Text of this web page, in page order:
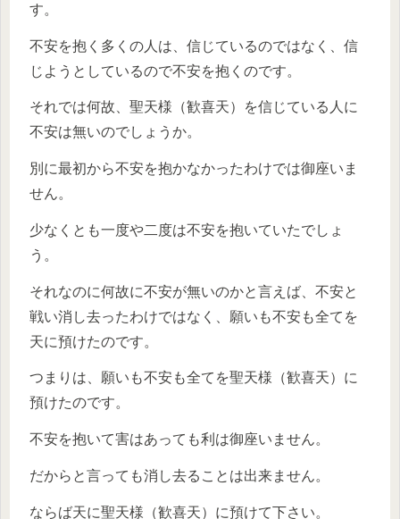
す。
不安を抱く多くの人は、信じているのではなく、信
じようとしているので不安を抱くのです。
それでは何故、聖天様（歓喜天）を信じている人に
不安は無いのでしょうか。
別に最初から不安を抱かなかったわけでは御座いま
せん。
少なくとも一度や二度は不安を抱いていたでしょ
う。
それなのに何故に不安が無いのかと言えば、不安と
戦い消し去ったわけではなく、願いも不安も全てを
天に預けたのです。
つまりは、願いも不安も全てを聖天様（歓喜天）に
預けたのです。
不安を抱いて害はあっても利は御座いません。
だからと言っても消し去ることは出来ません。
ならば天に聖天様（歓喜天）に預けて下さい。